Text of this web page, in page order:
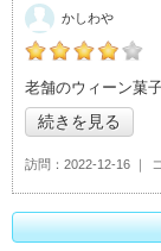
の「ウィーン菓
老舗のウィーン菓
続きを見る
訪問 2022-12-16
かしわや